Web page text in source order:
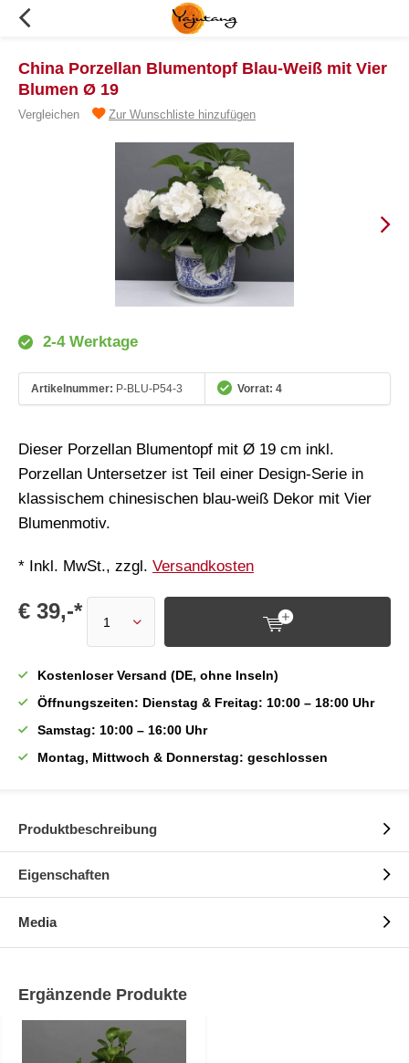
China Porzellan Blumentopf Blau-Weiß mit Vier
Blumen Ø 19
Vergleichen Zur Wunschliste hinzufügen
2-4 Werktage
Artikelnummer: P-BLU-P54-3 Vorrat: 4
Dieser Porzellan Blumentopf mit Ø 19 cm inkl.
Porzellan Untersetzer ist Teil einer Design-Serie in
klassischem chinesischen blau-weiß Dekor mit Vier
Blumenmotiv.
* Inkl. MwSt., zzgl. Versandkosten
€ 39,-*
Kostenloser Versand (DE, ohne Inseln)
Öffnungszeiten: Dienstag & Freitag: 10:00 – 18:00 Uhr
Samstag: 10:00 – 16:00 Uhr
Montag, Mittwoch & Donnerstag: geschlossen
Produktbeschreibung
Eigenschaften
Media
Ergänzende Produkte